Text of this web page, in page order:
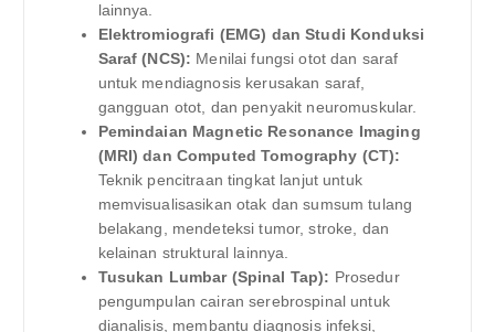
lainnya.
Elektromiografi (EMG) dan Studi Konduksi
Saraf (NCS): Menilai fungsi otot dan saraf
untuk mendiagnosis kerusakan saraf,
gangguan otot, dan penyakit neuromuskular.
Pemindaian Magnetic Resonance Imaging
(MRI) dan Computed Tomography (CT):
Teknik pencitraan tingkat lanjut untuk
memvisualisasikan otak dan sumsum tulang
belakang, mendeteksi tumor, stroke, dan
kelainan struktural lainnya.
Tusukan Lumbar (Spinal Tap): Prosedur
pengumpulan cairan serebrospinal untuk
dianalisis, membantu diagnosis infeksi,